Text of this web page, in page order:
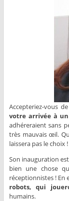
Accepteriez-vous
votre arrivée à
adhéreraient sans
très mauvais œil.
laissera pas le choix !
Son inauguration
bien une chose
réceptionnistes ! En
robots, qui
humains.